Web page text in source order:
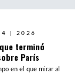
4 | 2026
terminó
París
en el que mirar al